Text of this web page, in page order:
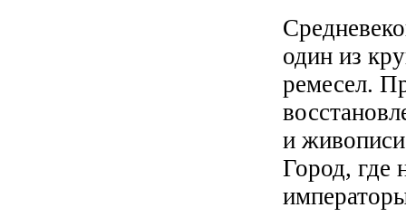
один из
ремесел.
и
Город, где